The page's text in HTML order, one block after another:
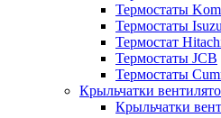
Термостаты
Термостаты Isuzu
Термостат
Термостаты JCB
Термостаты
Крыльчатки
Крыльчатки